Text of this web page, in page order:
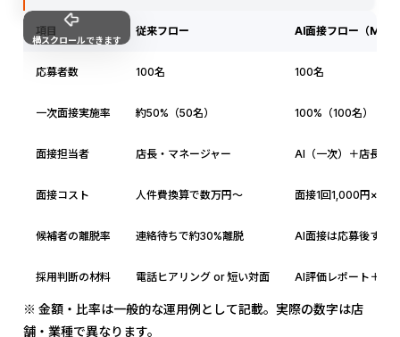
横スクロールできます
項目
応募者数
一次面接実施率
面接担当者
面接コスト
候補者の離脱率
採用判断の材料
従来フロー
100名
約50%（50名）
店長・マネージャー
人件費換算で数万円〜
連絡待ちで約30%離脱
電話ヒアリング or 短い対面
AI面接フロー（MiAI
100名
100%（100名）
AI（一次）＋店長（
面接1回1,000円×100
AI面接は応募後すぐ
AI評価レポート＋録
※ 金額・比率は一般的な運用例として記載。実際の数字は店
舗・業種で異なります。